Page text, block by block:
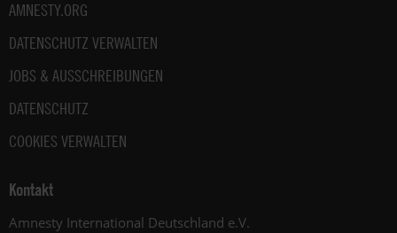
AMNESTY.ORG
DATENSCHUTZ VERWALTEN
JOBS & AUSSCHREIBUNGEN
DATENSCHUTZ
COOKIES VERWALTEN
Kontakt
Amnesty International Deutschland e.V.